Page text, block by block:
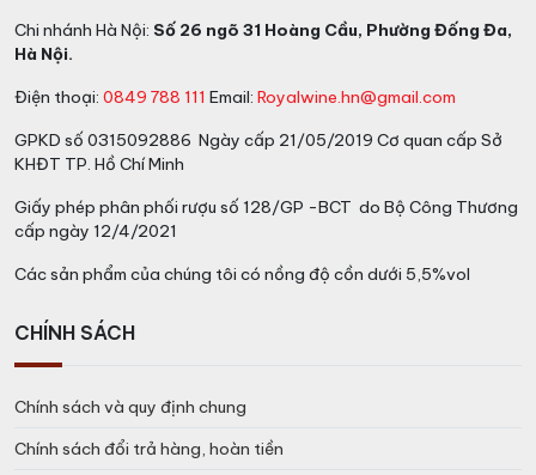
Chi nhánh Hà Nội: Số 26 ngõ 31 Hoàng Cầu, Phường Đống Đa,
Hà Nội.
Điện thoại: 0849 788 111 Email: Royalwine.hn@gmail.com
GPKD số 0315092886 Ngày cấp 21/05/2019 Cơ quan cấp Sở
KHĐT TP. Hồ Chí Minh
Giấy phép phân phối rượu số 128/GP -BCT do Bộ Công Thương
cấp ngày 12/4/2021
Các sản phẩm của chúng tôi có nồng độ cồn dưới 5,5%vol
CHÍNH SÁCH
Chính sách và quy định chung
Chính sách đổi trả hàng, hoàn tiền